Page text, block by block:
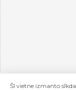
Šī vietne izmanto